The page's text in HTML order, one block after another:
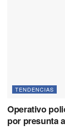
TENDENCIAS
Operativo
por presunta